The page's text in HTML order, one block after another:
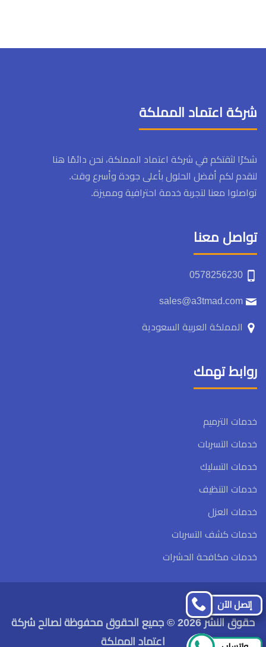
شركة اعتماد المملكة
شكرًا لثقتكم في شركة اعتماد المملكة، نحن دائمًا هنا
لنقدم لكم أفضل الحلول بأعلى جودة وأسرع وقت.
تواصلوا معنا لتجربة خدمة احترافية ومميزة.
تواصل معنا
المملكة العربية السعودية
روابط تهمك
خدمات الترميم
خدمات التسربات
خدمات التسليك
خدمات التنظيف
خدمات العزل
خدمات كشف التسربات
خدمات مكافحة الحشرات
تابعنا
على
فيسبوك
تابعنا
على
تويتر
حقوق النشر 2026 © جميع الحقوق محفوظة لصالح شركة
اعتماد المملكة
إتصل الآن